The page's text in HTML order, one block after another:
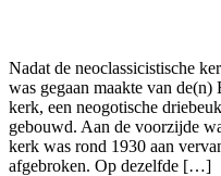
Nadat de neoclassicistische
was gegaan maakte van
kerk, een neogotische
gebouwd. Aan de voorzijde
kerk was rond 1930 aan
afgebroken. Op dezelfde […]